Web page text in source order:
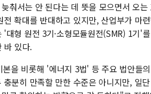
춰서는 안 된다는 데 뜻을 모으면서 오
전 확대를 반대하고 있지만, 산업부가 마
'대형 원전 3기·소형모듈원전(SMR) 1기'
바 있다.
을 비롯해 '에너지 3법' 등 주요 법안들
분히 만족할 만한 수준은 아니지만, 일